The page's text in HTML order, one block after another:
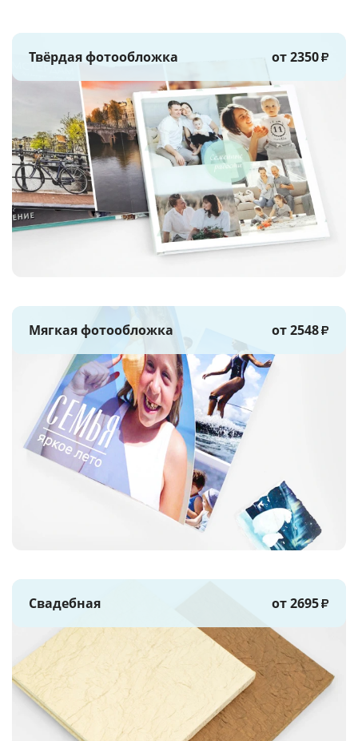
Твёрдая фотообложка от 2350₽
Мягкая фотообложка от 2548₽
Свадебная от 2695₽